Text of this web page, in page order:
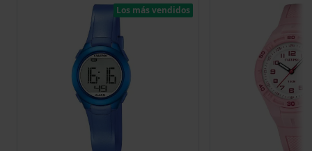
Los más vendidos